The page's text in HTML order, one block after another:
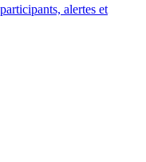
alertes et